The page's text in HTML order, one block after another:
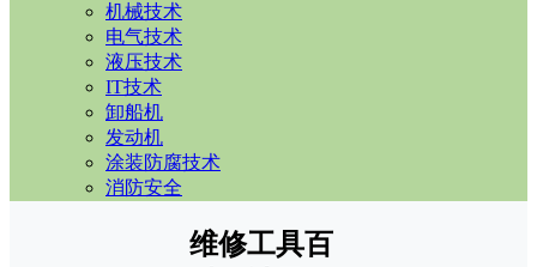
机械技术
电气技术
液压技术
IT技术
卸船机
发动机
涂装防腐技术
消防安全
维修工具百